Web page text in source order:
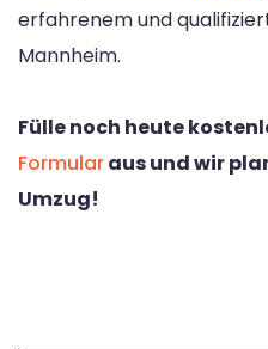
erfahrenem und
Mannheim.
Fülle noch heute
Formularaus und wir
Umzug!